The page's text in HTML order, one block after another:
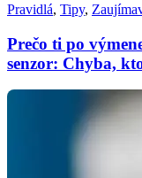
Pravidlá, Tipy,
Prečo ti po
senzor: Chyba,